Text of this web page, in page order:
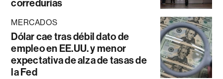
corredurías
MERCADOS
Dólar cae tras débil dato de
empleo en EE.UU. y menor
expectativa de alza de tasas de
la Fed